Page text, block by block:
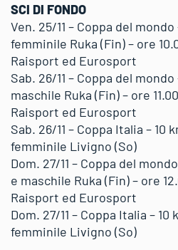
SCI DI FONDO
Ven. 25/11 – Coppa del
femminile Ruka (Fin) – ore
Raisport ed Eurosport
Sab. 26/11 – Coppa del
maschile Ruka (Fin) – ore
Raisport ed Eurosport
Sab. 26/11 – Coppa Italia – 10
femminile Livigno (So)
Dom. 27/11 – Coppa del
e maschile Ruka (Fin) – ore
Raisport ed Eurosport
Dom. 27/11 – Coppa Italia –
femminile Livigno (So)